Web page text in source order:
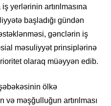
yerlərinin artırılmasına
başladığı gündən
gənclərin iş
məsuliyyət prinsiplərinə
olaraq müəyyən edib.
ölkə
məşğulluğun artırılması